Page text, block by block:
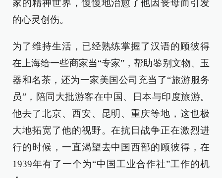
家的精神世界，慢慢地治愈了他因丧母而引发
的心灵创伤。
为了维持生活，已经熟练掌握了汉语的顾彼得
在上海给一些商家当“专家”，帮助鉴别文物、玉
器和名茶，还为一家美国公司充当了“旅游服务
员”，陪同大批游客在中国、日本与印度旅游。
他去了北京、西安、昆明、重庆等地，这也极
大地拓宽了他的视野。在抗日战争正在激烈进
行的时候，一直渴望去中国西部的顾彼得，在
1939年有了一个为“中国工业合作社”工作的机